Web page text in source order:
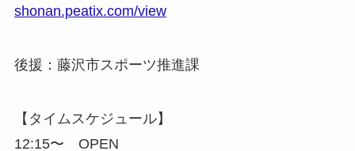
shonan.peatix.com/view
後援：藤沢市スポーツ推進課
【タイムスケジュール】
12:15〜 OPEN